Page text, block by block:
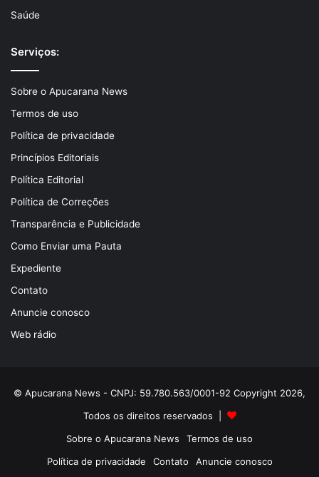
Saúde
Serviços:
Sobre o Apucarana News
Termos de uso
Política de privacidade
Princípios Editoriais
Política Editorial
Política de Correções
Transparência e Publicidade
Como Enviar uma Pauta
Expediente
Contato
Anuncie conosco
Web rádio
© Apucarana News - CNPJ: 59.780.563/0001-92 Copyright 2026,
Todos os direitos reservados |
Sobre o Apucarana News
Termos de uso
Política de privacidade
Contato Anuncie conosco